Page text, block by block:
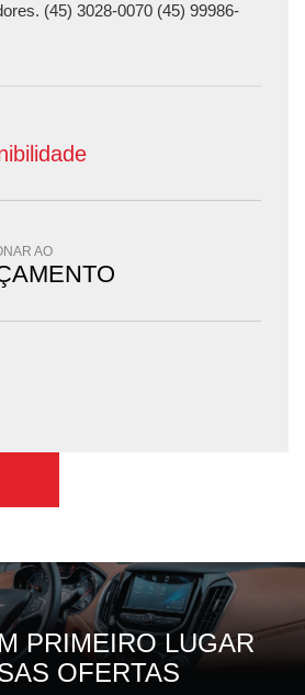
(45) 3028-0070 (45) 99986-
AO
PRIMEIRO LUGAR
OFERTAS